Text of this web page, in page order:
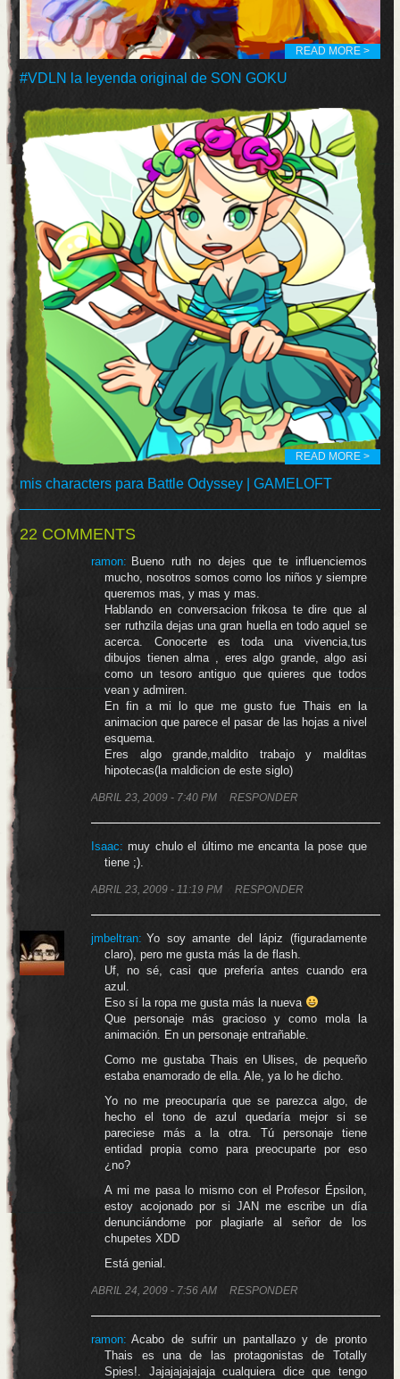
READ MORE >
#VDLN la leyenda original de SON GOKU
READ MORE >
mis characters para Battle Odyssey | GAMELOFT
22 COMMENTS
ramon: Bueno ruth no dejes que te influenciemos
mucho, nosotros somos como los niños y siempre
queremos mas, y mas y mas.
Hablando en conversacion frikosa te dire que al
ser ruthzila dejas una gran huella en todo aquel se
acerca. Conocerte es toda una vivencia,tus
dibujos tienen alma , eres algo grande, algo asi
como un tesoro antiguo que quieres que todos
vean y admiren.
En fin a mi lo que me gusto fue Thais en la
animacion que parece el pasar de las hojas a nivel
esquema.
Eres algo grande,maldito trabajo y malditas
hipotecas(la maldicion de este siglo)
ABRIL 23, 2009 - 7:40 PM RESPONDER
Isaac: muy chulo el último me encanta la pose que
tiene ;).
ABRIL 23, 2009 - 11:19 PM RESPONDER
jmbeltran: Yo soy amante del lápiz (figuradamente
claro), pero me gusta más la de flash.
Uf, no sé, casi que prefería antes cuando era
azul.
Eso sí la ropa me gusta más la nueva
Que personaje más gracioso y como mola la
animación. En un personaje entrañable.
Como me gustaba Thais en Ulises, de pequeño
estaba enamorado de ella. Ale, ya lo he dicho.
Yo no me preocuparía que se parezca algo, de
hecho el tono de azul quedaría mejor si se
pareciese más a la otra. Tú personaje tiene
entidad propia como para preocuparte por eso
¿no?
A mi me pasa lo mismo con el Profesor Épsilon,
estoy acojonado por si JAN me escribe un día
denunciándome por plagiarle al señor de los
chupetes XDD
Está genial.
ABRIL 24, 2009 - 7:56 AM RESPONDER
ramon: Acabo de sufrir un pantallazo y de pronto
Thais es una de las protagonistas de Totally
Spies!. Jajajajajajaja cualquiera dice que tengo